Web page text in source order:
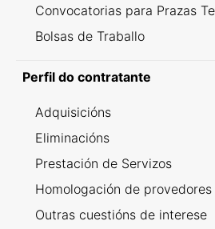
Convocatorias para Prazas
Bolsas de Traballo
Perfil do contratante
Adquisicións
Eliminacións
Prestación de Servizos
Homologación de provedores
Outras cuestións de interese